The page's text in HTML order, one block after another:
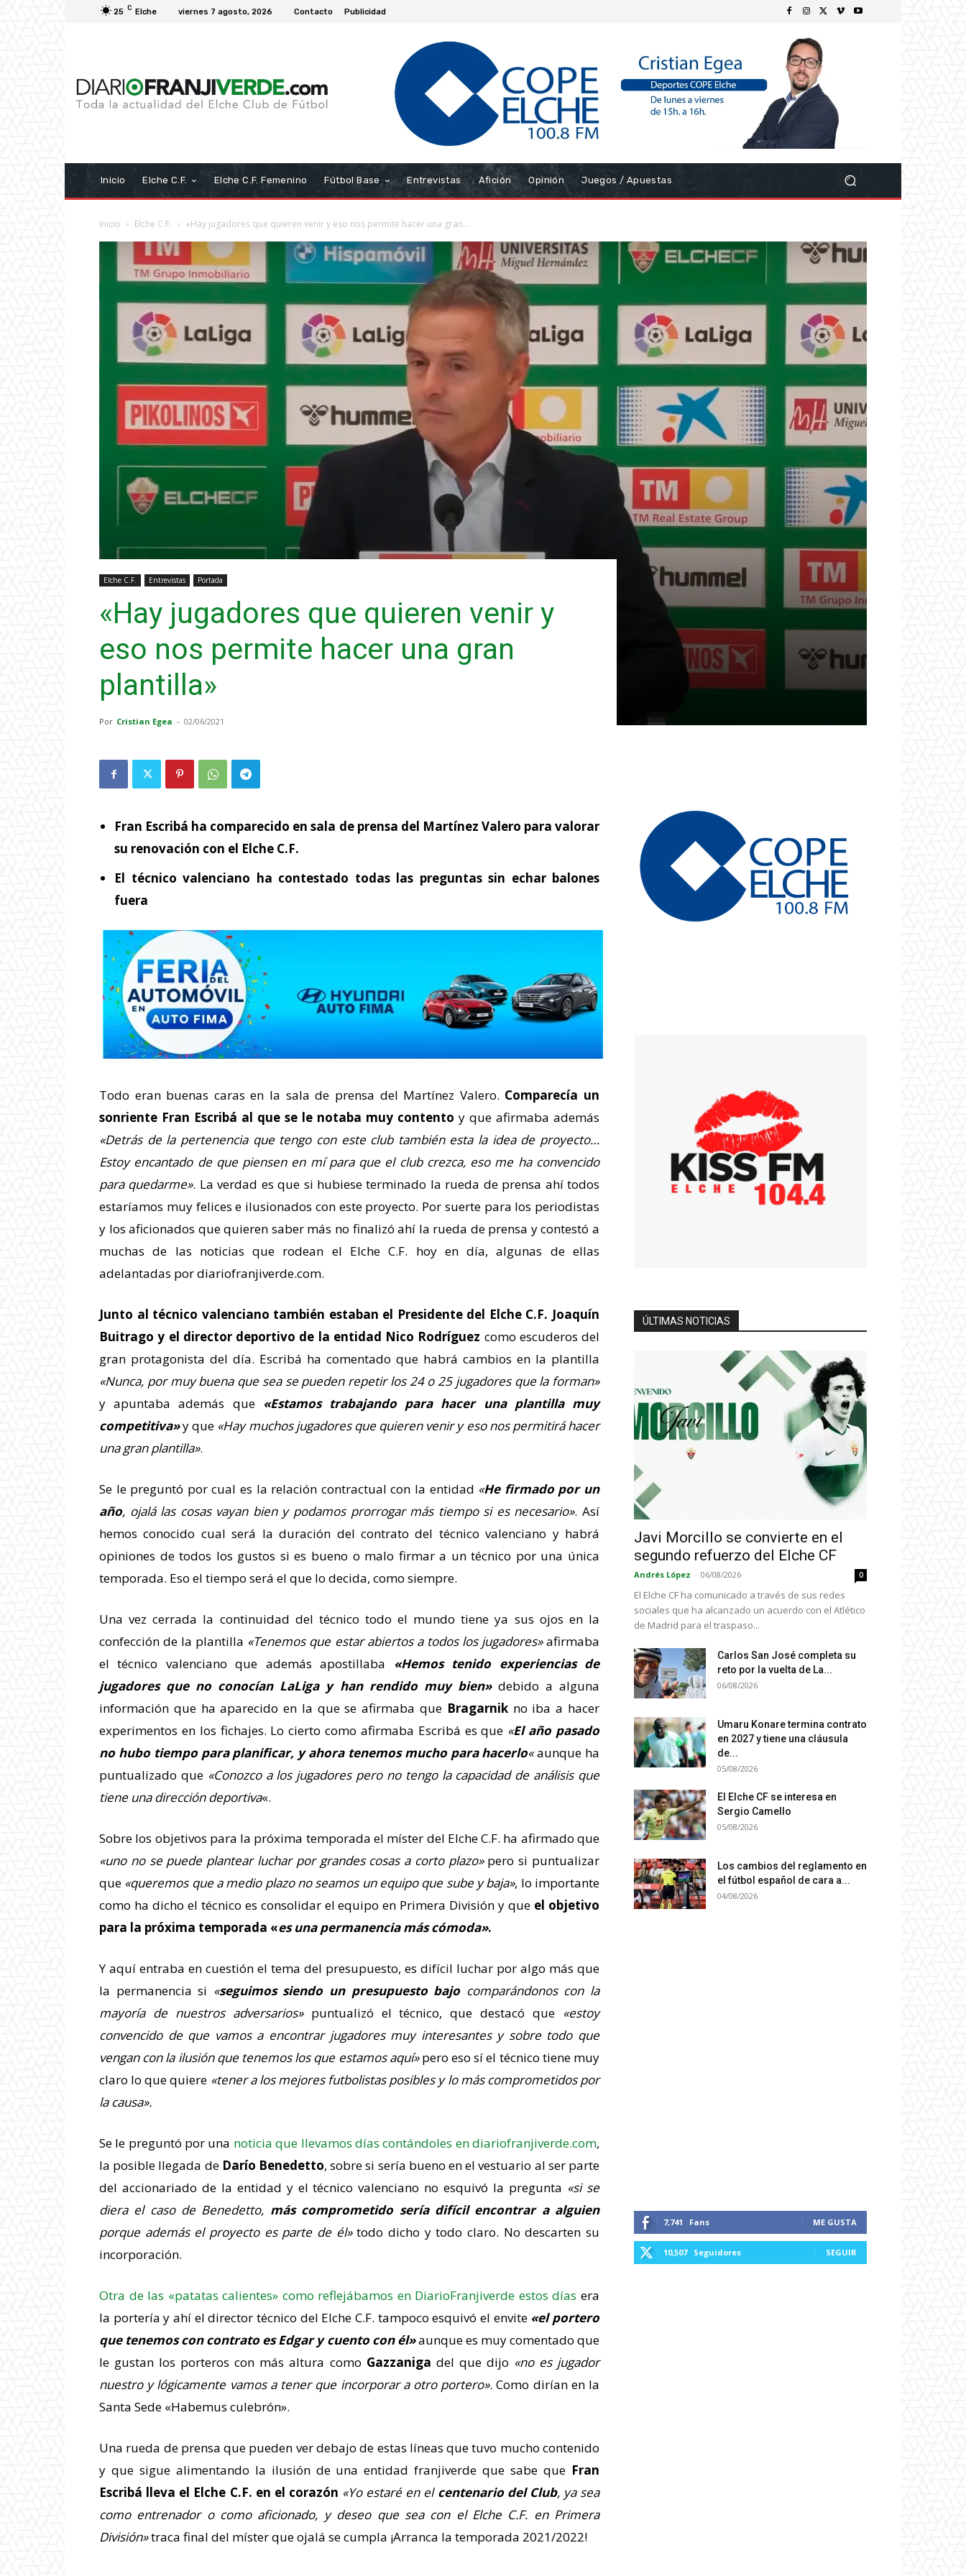
25 C Elche viernes 7 agosto, 2026 Contacto Publicidad
Inicio Elche C.F. Elche C.F. Femenino Fútbol Base Entrevistas Afición Opinión Juegos / Apuestas
Inicio Elche C.F. «Hay jugadores que quieren venir y eso nos permite hacer una gran...
Elche C.F. Entrevistas Portada
«Hay jugadores que quieren venir y
eso nos permite hacer una gran
plantilla»
Por Cristian Egea - 02/06/2021
Fran Escribá ha comparecido en sala de prensa del Martínez Valero para valorar
su renovación con el Elche C.F.
El técnico valenciano ha contestado todas las preguntas sin echar balones
fuera
Todo eran buenas caras en la sala de prensa del Martínez Valero. Comparecía un
sonriente Fran Escribá al que se le notaba muy contento y que afirmaba además
«Detrás de la pertenencia que tengo con este club también esta la idea de proyecto…
Estoy encantado de que piensen en mí para que el club crezca, eso me ha convencido
para quedarme». La verdad es que si hubiese terminado la rueda de prensa ahí todos
estaríamos muy felices e ilusionados con este proyecto. Por suerte para los periodistas
y los aficionados que quieren saber más no finalizó ahí la rueda de prensa y contestó a
muchas de las noticias que rodean el Elche C.F. hoy en día, algunas de ellas
adelantadas por diariofranjiverde.com.
Junto al técnico valenciano también estaban el Presidente del Elche C.F. Joaquín
Buitrago y el director deportivo de la entidad Nico Rodríguez como escuderos del
gran protagonista del día. Escribá ha comentado que habrá cambios en la plantilla
«Nunca, por muy buena que sea se pueden repetir los 24 o 25 jugadores que la forman»
y apuntaba además que «Estamos trabajando para hacer una plantilla muy
competitiva»y que «Hay muchos jugadores que quieren venir y eso nos permitirá hacer
una gran plantilla».
Se le preguntó por cual es la relación contractual con la entidad «He firmado por un
año, ojalá las cosas vayan bien y podamos prorrogar más tiempo si es necesario». Así
hemos conocido cual será la duración del contrato del técnico valenciano y habrá
opiniones de todos los gustos si es bueno o malo firmar a un técnico por una única
temporada. Eso el tiempo será el que lo decida, como siempre.
Una vez cerrada la continuidad del técnico todo el mundo tiene ya sus ojos en la
confección de la plantilla «Tenemos que estar abiertos a todos los jugadores»afirmaba
el técnico valenciano que además apostillaba
«Hemos tenido experiencias de
jugadores que no conocían LaLiga y han rendido muy bien»debido a alguna
información que ha aparecido en la que se afirmaba que Bragarnikno iba a hacer
experimentos en los fichajes. Lo cierto como afirmaba Escribá es que «El año pasado
no hubo tiempo para planificar, y ahora tenemos mucho para hacerlo«aunque ha
puntualizado que «Conozco a los jugadores pero no tengo la capacidad de análisis que
tiene una dirección deportiva«.
Sobre los objetivos para la próxima temporada el míster del Elche C.F. ha afirmado que
«uno no se puede plantear luchar por grandes cosas a corto plazo»pero si puntualizar
que «queremos que a medio plazo no seamos un equipo que sube y baja», lo importante
como ha dicho el técnico es consolidar el equipo en Primera División y que el objetivo
para la próxima temporada «es una permanencia más cómoda».
Y aquí entraba en cuestión el tema del presupuesto, es difícil luchar por algo más que
la permanencia si «seguimos siendo un presupuesto bajo comparándonos con la
mayoría de nuestros adversarios»puntualizó el técnico, que destacó que «estoy
convencido de que vamos a encontrar jugadores muy interesantes y sobre todo que
vengan con la ilusión que tenemos los que estamos aquí»pero eso sí el técnico tiene muy
claro lo que quiere «tener a los mejores futbolistas posibles y lo más comprometidos por
la causa».
Se le preguntó por una noticia que llevamos días contándoles en diariofranjiverde.com,
la posible llegada de Darío Benedetto, sobre si sería bueno en el vestuario al ser parte
del accionariado de la entidad y el técnico valenciano no esquivó la pregunta «si se
diera el caso de Benedetto, más comprometido sería difícil encontrar a alguien
porque además el proyecto es parte de él»todo dicho y todo claro. No descarten su
incorporación.
Otra de las «patatas calientes» como reflejábamos en DiarioFranjiverde estos días era
la portería y ahí el director técnico del Elche C.F. tampoco esquivó el envite «el portero
que tenemos con contrato es Edgar y cuento con él»aunque es muy comentado que
le gustan los porteros con más altura como Gazzaniga del que dijo «no es jugador
nuestro y lógicamente vamos a tener que incorporar a otro portero». Como dirían en la
Santa Sede «Habemus culebrón».
Una rueda de prensa que pueden ver debajo de estas líneas que tuvo mucho contenido
y que sigue alimentando la ilusión de una entidad franjiverde que sabe que Fran
Escribá lleva el Elche C.F. en el corazón «Yo estaré en el centenario del Club, ya sea
como entrenador o como aficionado, y deseo que sea con el Elche C.F. en Primera
División»traca final del míster que ojalá se cumpla ¡Arranca la temporada 2021/2022!
ÚLTIMAS NOTICIAS
Javi Morcillo se convierte en el
segundo refuerzo del Elche CF
Andrés López - 06/08/2026 0
El Elche CF ha comunicado a través de sus redes
sociales que ha alcanzado un acuerdo con el Atlético
de Madrid para el traspaso...
Carlos San José completa su
reto por la vuelta de La...
06/08/2026
Umaru Konare termina contrato
en 2027 y tiene una cláusula
de...
05/08/2026
El Elche CF se interesa en
Sergio Camello
05/08/2026
Los cambios del reglamento en
el fútbol español de cara a...
04/08/2026
7,741 Fans ME GUSTA
10,507 Seguidores SEGUIR